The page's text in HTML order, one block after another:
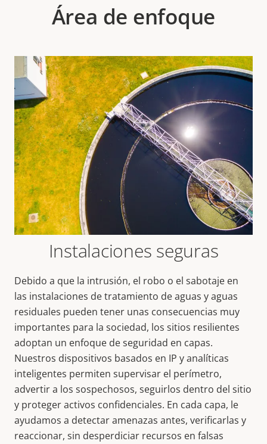
Área de enfoque
Instalaciones seguras
Debido a que la intrusión, el robo o el sabotaje en
las instalaciones de tratamiento de aguas y aguas
residuales pueden tener unas consecuencias muy
importantes para la sociedad, los sitios resilientes
adoptan un enfoque de seguridad en capas.
Nuestros dispositivos basados en IP y analíticas
inteligentes permiten supervisar el perímetro,
advertir a los sospechosos, seguirlos dentro del sitio
y proteger activos confidenciales. En cada capa, le
ayudamos a detectar amenazas antes, verificarlas y
reaccionar, sin desperdiciar recursos en falsas